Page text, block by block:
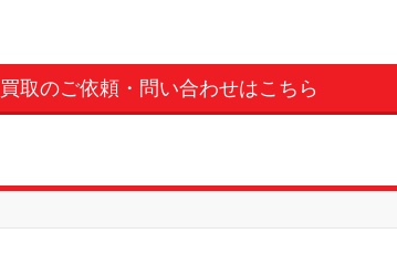
買取のご依頼・問い合わせはこちら